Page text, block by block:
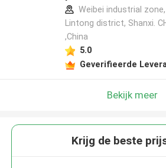
Weibei industrial zone,
Lintong district, Shanxi.
,China
5.0
Geverifieerde
Bekijk meer
Krijg de beste